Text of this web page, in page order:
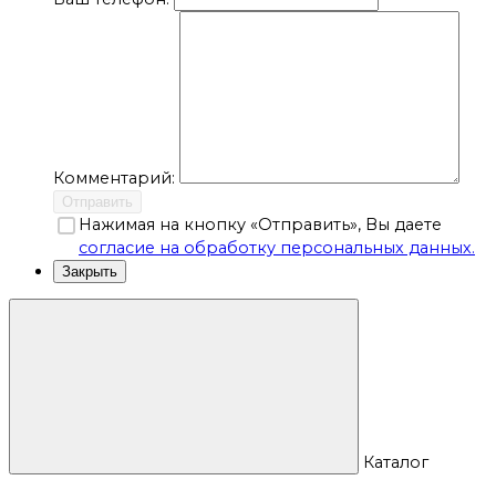
Комментарий:
Отправить
Нажимая на кнопку «Отправить», Вы даете
согласие на обработку персональных данных.
Закрыть
Каталог